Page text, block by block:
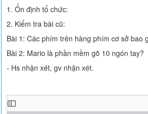
1. Ổn định tổ chức:
2. Kiểm tra bài cũ:
Bài 1: Các phím trên hàng phím cơ sở bao
Bài 2: Mario là phần mềm gõ 10 ngón tay?
- Hs nhận xét, gv nhận xét.